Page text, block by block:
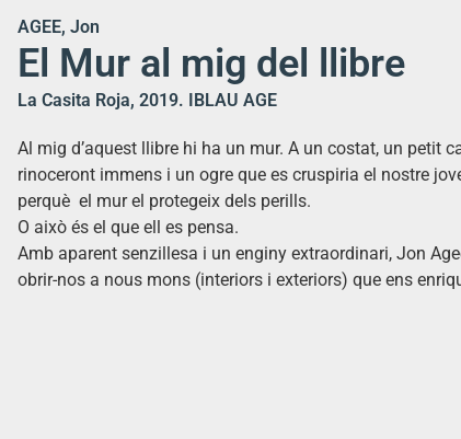
AGEE, Jon
El Mur al mig del llibre
La Casita Roja, 2019. IBLAU AGE
Al mig d’aquest llibre hi ha un mur. A un costat, un petit
rinoceront immens i un ogre que es cruspiria el nostre
perquè el mur el protegeix dels perills.
O això és el que ell es pensa.
Amb aparent senzillesa i un enginy extraordinari, Jon
obrir-nos a nous mons (interiors i exteriors) que ens